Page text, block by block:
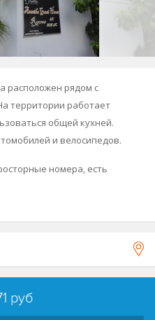
расположен рядом с
территории работает
общей кухней.
и велосипедов.
номера, есть
руб